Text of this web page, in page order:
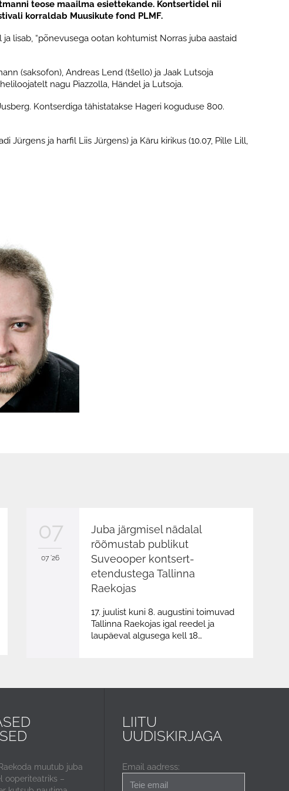
teose maailma esiettekande. Kontsertidel nii
korraldab Muusikute fond PLMF.
lisab, “põnevusega ootan kohtumist Norras juba aastaid
(saksofon), Andreas Lend (tšello) ja Jaak Lutsoja
nagu Piazzolla, Händel ja Lutsoja.
Kontserdiga tähistatakse Hageri koguduse 800.
Jürgens ja harfil Liis Jürgens) ja Käru kirikus (10.07, Pille Lill,
07
07 '26
Juba järgmisel nädalal
rõõmustab publikut
Suveooper kontsert-
etendustega Tallinna
Raekojas
17. juulist kuni 8. augustini toimuvad
Tallinna Raekojas igal reedel ja
laupäeval algusega kell 18…
muutub juba
ooperiteatriks –
LIITU
UUDISKIRJAGA
Email aadress: